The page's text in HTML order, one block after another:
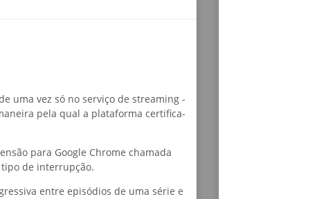
uma vez só no serviço de streaming -
pela qual a plataforma certifica-
para Google Chrome chamada
de interrupção.
entre episódios de uma série e